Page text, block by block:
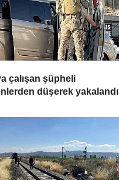
çalışan şüpheli
düşerek yakalandı